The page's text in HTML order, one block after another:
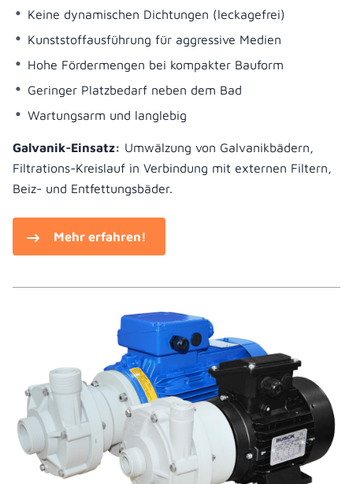
Keine dynamischen Dichtungen (leckagefrei)
Kunststoffausführung für aggressive Medien
Hohe Fördermengen bei kompakter Bauform
Geringer Platzbedarf neben dem Bad
Wartungsarm und langlebig
Galvanik-Einsatz: Umwälzung von Galvanikbädern,
Filtrations-Kreislauf in Verbindung mit externen Filtern,
Beiz- und Entfettungsbäder.
Mehr erfahren!